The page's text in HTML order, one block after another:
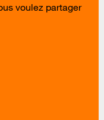
voulez partager